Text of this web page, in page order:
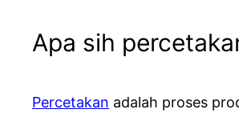
Apa sih
Percetakan adalah proses